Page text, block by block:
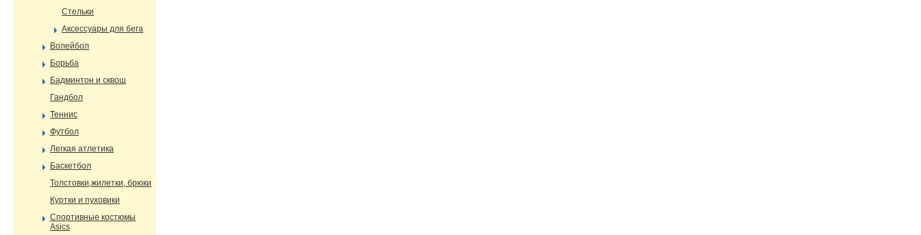
Стельки
Аксессуары для бега
Волейбол
Борьба
Бадминтон и сквош
Гандбол
Теннис
Футбол
Легкая атлетика
Баскетбол
Толстовки,жилетки, брюки
Куртки и пуховики
Спортивные костюмы
Asics